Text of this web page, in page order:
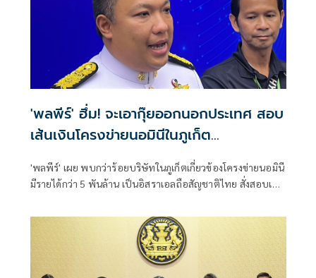
'พลพีร์' ฮึ่ม! จะเอากุ๊ยออกนอกประเทศ สอบ
เส้นเงินโครงข่ายนอมินีในภูเก็ต
'พลพีร์' เผย พบกว่าร้อยบริษัทในภูเก็ตเกี่ยวข้องโครงข่ายนอมินี
มีรายได้กว่า 5 พันล้าน เป็นอิสราเอลถือสัญชาติไทย สั่งสอบเส้น